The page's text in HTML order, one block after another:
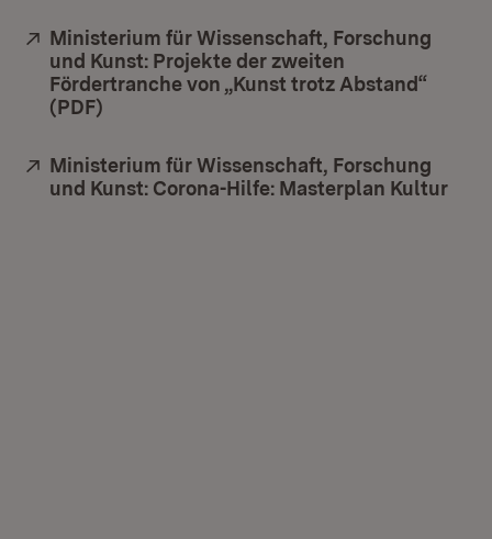
Extern:
Ministerium für Wissenschaft, Forschung
und Kunst: Projekte der zweiten
Fördertranche von „Kunst trotz Abstand“
(PDF)
Extern:
Ministerium für Wissenschaft, Forschung
und Kunst: Corona-Hilfe: Masterplan Kultur